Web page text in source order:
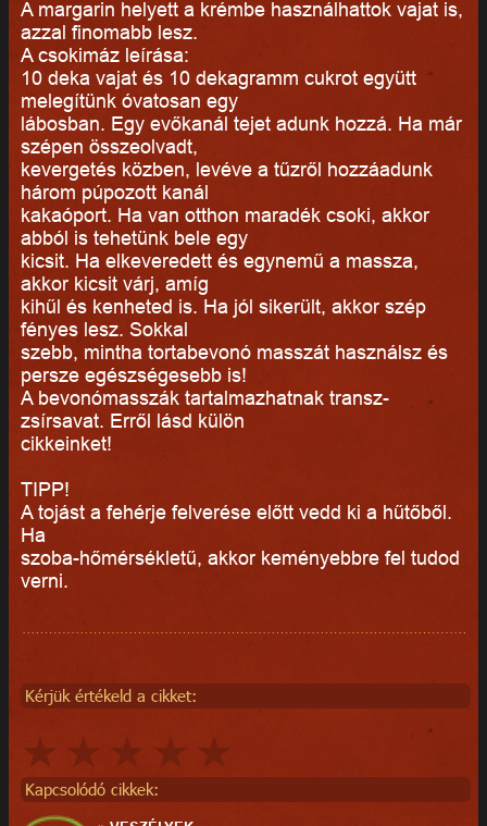
A margarin helyett a krémbe használhattok vajat is,
azzal finomabb lesz.
A csokimáz leírása:
10 deka vajat és 10 dekagramm cukrot együtt
melegítünk óvatosan egy
lábosban. Egy evőkanál tejet adunk hozzá. Ha már
szépen összeolvadt,
kevergetés közben, levéve a tűzről hozzáadunk
három púpozott kanál
kakaóport. Ha van otthon maradék csoki, akkor
abból is tehetünk bele egy
kicsit. Ha elkeveredett és egynemű a massza,
akkor kicsit várj, amíg
kihűl és kenheted is. Ha jól sikerült, akkor szép
fényes lesz. Sokkal
szebb, mintha tortabevonó masszát használsz és
persze egészségesebb is!
A bevonómasszák tartalmazhatnak transz-
zsírsavat. Erről lásd külön
cikkeinket!
TIPP!
A tojást a fehérje felverése előtt vedd ki a hűtőből.
Ha
szoba-hőmérsékletű, akkor keményebbre fel tudod
verni.
Kérjük értékeld a cikket:
Kapcsolódó cikkek: